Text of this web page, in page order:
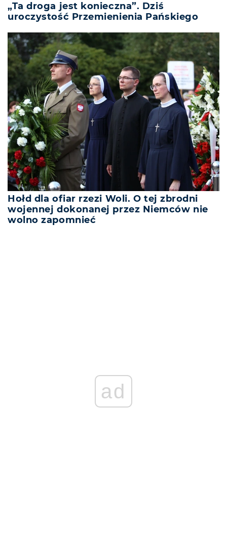
„Ta droga jest konieczna”. Dziś
uroczystość Przemienienia Pańskiego
Hołd dla ofiar rzezi Woli. O tej zbrodni
wojennej dokonanej przez Niemców nie
wolno zapomnieć